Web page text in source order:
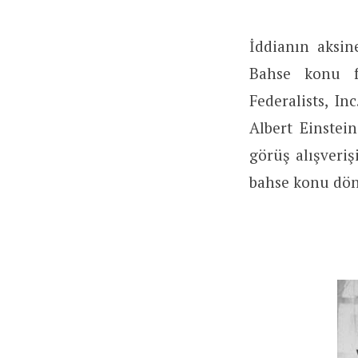
İddianın
Bahse konu
Federalists,
Albert
görüş
bahse konu